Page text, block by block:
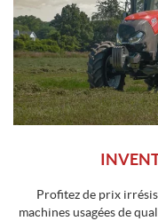
Profitez de prix
machines usagées de